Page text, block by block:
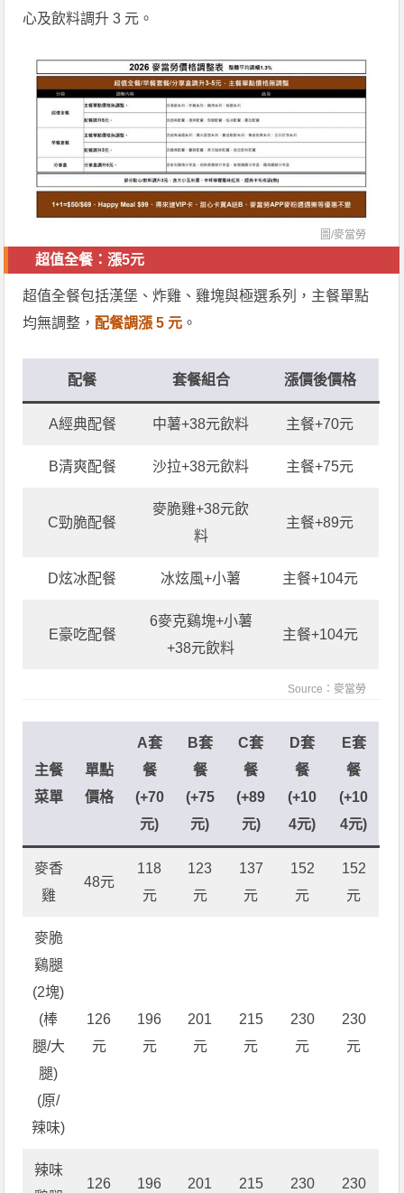
心及飲料調升 3 元。
圖/麥當勞
超值全餐：漲5元
超值全餐包括漢堡、炸雞、雞塊與極選系列，主餐單點
均無調整， 配餐調漲 5 元 。
配餐 套餐組合 漲價後價格
A經典配餐 中薯+38元飲料 主餐+70元
B清爽配餐 沙拉+38元飲料 主餐+75元
C勁脆配餐
麥脆雞+38元飲
料
主餐+89元
D炫冰配餐 冰炫風+小薯 主餐+104元
E豪吃配餐
6麥克鷄塊+小薯
+38元飲料
主餐+104元
Source：麥當勞
主餐
菜單
單點
價格
A套
餐
(+70
元)
B套
餐
(+75
元)
C套
餐
(+89
元)
D套
餐
(+10
4元)
E套
餐
(+10
4元)
麥香
雞
48元
118
元
123
元
137
元
152
元
152
元
麥脆
鷄腿
(2塊)
(棒
腿/大
腿)
(原/
辣味)
126
元
196
元
201
元
215
元
230
元
230
元
辣味
126 196 201 215 230 230